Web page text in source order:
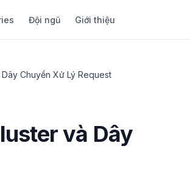
Đội ngũ Giới thiệu
Chuyền Xử Lý Request
và Dây